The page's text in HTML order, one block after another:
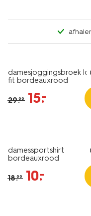
damesjoggingsbroek
fit bordeauxrood
29.99 15.
–
damessportshirt
bordeauxrood
18.99 10.
–